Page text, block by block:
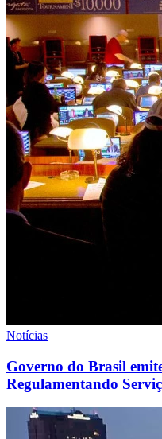
Notícias
Governo do Brasil
Regulamentando